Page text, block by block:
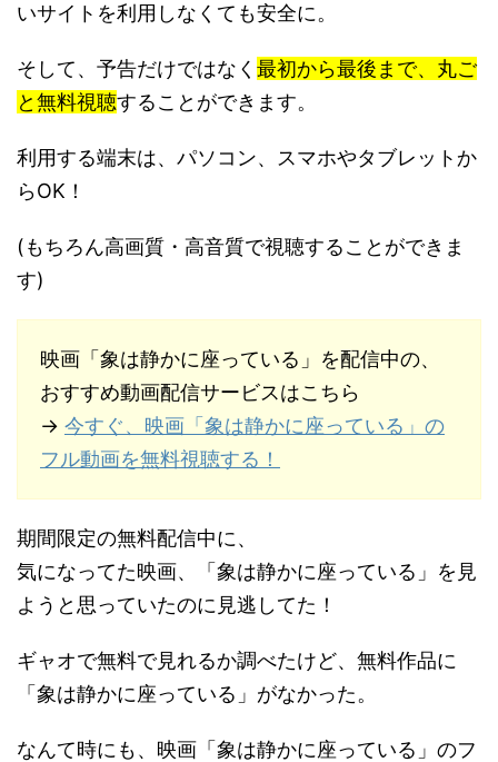
いサイトを利用しなくても安全に。
そして、予告だけではなく 最初から最後まで、丸ご
と無料視聴することができます。
利用する端末は、パソコン、スマホやタブレットか
らOK！
(もちろん高画質・高音質で視聴することができま
す)
映画「象は静かに座っている」を配信中の、
おすすめ動画配信サービスはこちら
→ 今すぐ、映画「象は静かに座っている」の
フル動画を無料視聴する！
期間限定の無料配信中に、
気になってた映画、「象は静かに座っている」を見
ようと思っていたのに見逃してた！
ギャオで無料で見れるか調べたけど、無料作品に
「象は静かに座っている」がなかった。
なんて時にも、映画「象は静かに座っている」のフ